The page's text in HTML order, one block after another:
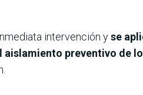
intervención yse
aislamiento preventivo de